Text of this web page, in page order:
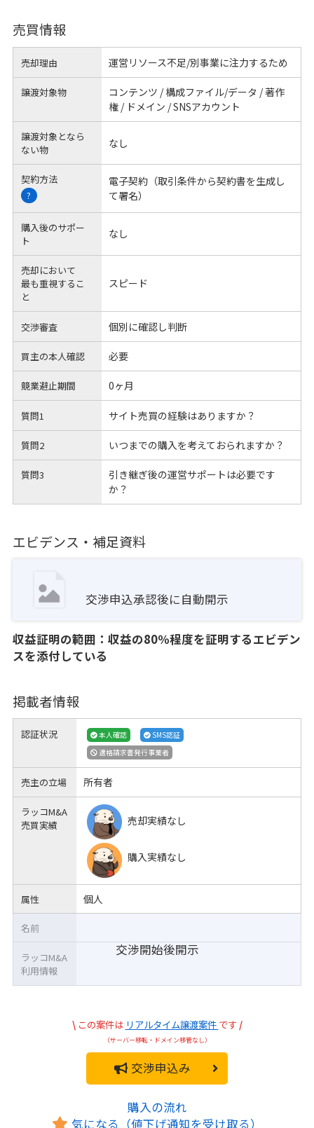
売買情報
売却理由 運営リソース不足/別事業に注力するため
譲渡対象物
コンテンツ / 構成ファイル/データ / 著作
権 / ドメイン / SNSアカウント
譲渡対象となら
ない物
なし
契約方法
?
電子契約（取引条件から契約書を生成し
て署名）
購入後のサポー
ト
なし
売却において
最も重視するこ
と
スピード
交渉審査 個別に確認し判断
買主の本人確認 必要
競業避止期間 0ヶ月
質問1 サイト売買の経験はありますか？
質問2 いつまでの購入を考えておられますか？
質問3
引き継ぎ後の運営サポートは必要です
か？
エビデンス・補足資料
交渉申込承認後に自動開示
収益証明の範囲：収益の80％程度を証明するエビデン
スを添付している
掲載者情報
認証状況 本人確認
SMS認証
適格請求書発行事業者
売主の立場 所有者
ラッコM&A
売買実績
売却実績なし
購入実績なし
属性 個人
交渉開始後開示
名前
ラッコM&A
利用情報
\ この案件は リアルタイム譲渡案件 です /
（サーバー移転・ドメイン移管なし）
交渉申込み
購入の流れ
気になる（値下げ通知を受け取る）